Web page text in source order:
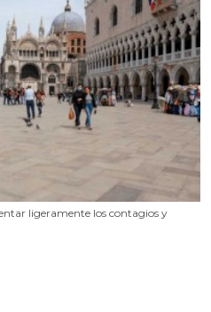
ligeramente los contagios y